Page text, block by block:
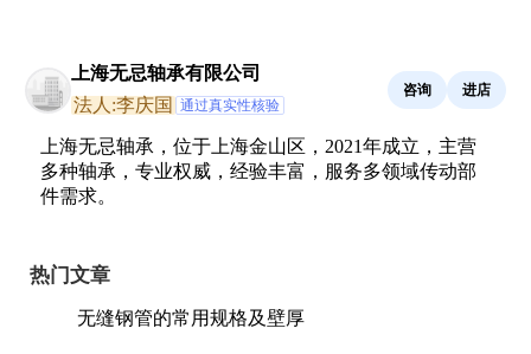
上海无忌轴承有限公司
法人:李庆国
通过真实性核验
咨询 进店
上海无忌轴承，位于上海金山区，2021年成立，主营
多种轴承，专业权威，经验丰富，服务多领域传动部
件需求。
热门文章
无缝钢管的常用规格及壁厚